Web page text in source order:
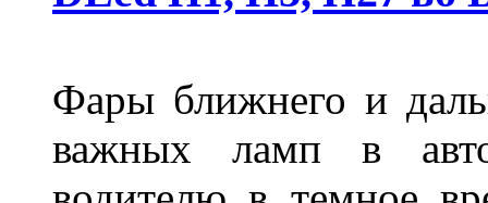
Фары ближнего и
важных ламп в